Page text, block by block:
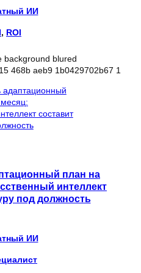
ИИ
, ROI
план на
интеллект
под должность
ИИ